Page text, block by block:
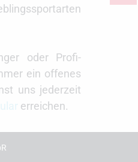
oder Profi-
ein offenes
uns jederzeit
erreichen.